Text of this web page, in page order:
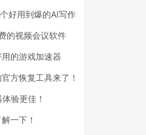
好用到爆的AI写作生成器工具
的视频会议软件
的游戏加速器
方恢复工具来了！
验更佳！
一下！